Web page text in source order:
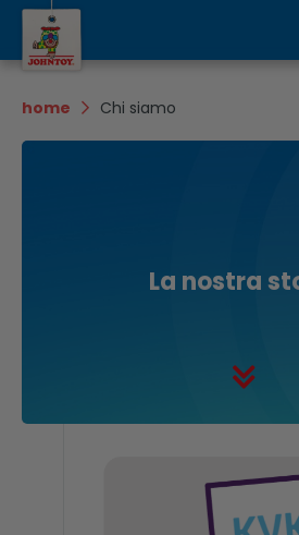
Chi siamo
Fiere
home Chi siamo
La nostra